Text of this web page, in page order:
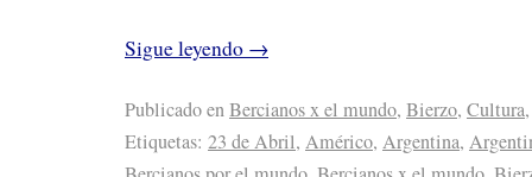
Sigue leyendo →
Publicado enBercianos x el mundo, Bierzo, Cultura
Etiquetas: 23 de Abril, Américo, Argentina,